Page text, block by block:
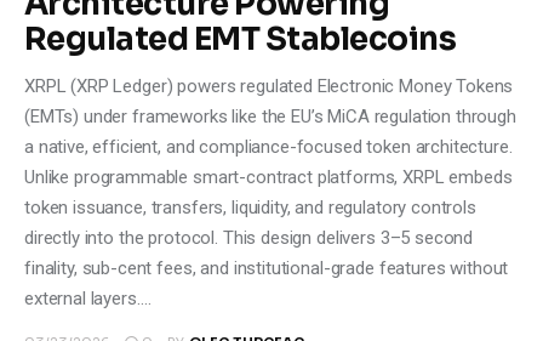
Regulated EMT Stablecoins
XRPL (XRP Ledger) powers regulated Electronic Money Tokens
(EMTs) under frameworks like the EU’s MiCA regulation through
a native, efficient, and compliance-focused token architecture.
Unlike programmable smart-contract platforms, XRPL embeds
token issuance, transfers, liquidity, and regulatory controls
directly into the protocol. This design delivers 3–5 second
finality, sub-cent fees, and institutional-grade features without
external layers.…